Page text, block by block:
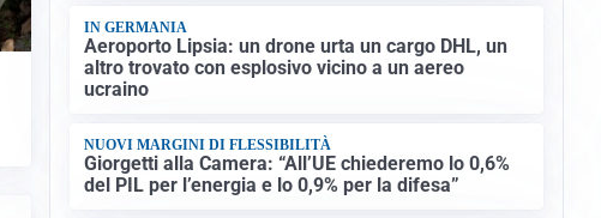
IN GERMANIA
Aeroporto Lipsia: un drone urta un cargo DHL, un
altro trovato con esplosivo vicino a un aereo
ucraino
NUOVI MARGINI DI FLESSIBILITÀ
Giorgetti alla Camera: “All’UE chiederemo lo 0,6%
del PIL per l’energia e lo 0,9% per la difesa”